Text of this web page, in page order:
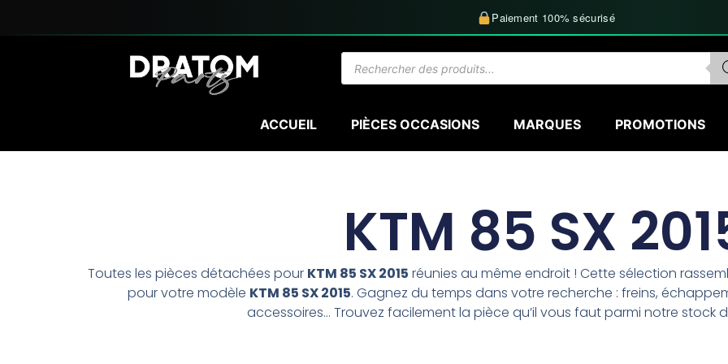
Paiement 100% sécurisé
ACCUEIL PIÈCES OCCASIONS MARQUES PROMOTIONS
KTM 85 SX
Toutes les pièces détachées pour KTM 85 SX 2015 réunies au même endroit ! Cette sélection
pour votre modèle KTM 85 SX 2015. Gagnez du temps dans votre recherche : freins,
accessoires… Trouvez facilement la pièce qu’il vous faut parmi notre stock